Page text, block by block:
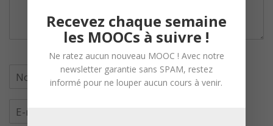
Recevez chaque semaine
les MOOCs à suivre !
Ne ratez aucun nouveau MOOC ! Avec notre
newsletter garantie sans SPAM, restez
informé pour ne louper aucun cours à venir.